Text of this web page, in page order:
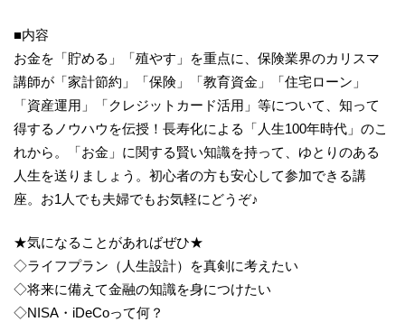
■内容
お金を「貯める」「殖やす」を重点に、保険業界のカリスマ
講師が「家計節約」「保険」「教育資金」「住宅ローン」
「資産運用」「クレジットカード活用」等について、知って
得するノウハウを伝授！長寿化による「人生100年時代」のこ
れから。「お金」に関する賢い知識を持って、ゆとりのある
人生を送りましょう。初心者の方も安心して参加できる講
座。お1人でも夫婦でもお気軽にどうぞ♪
★気になることがあればぜひ★
◇ライフプラン（人生設計）を真剣に考えたい
◇将来に備えて金融の知識を身につけたい
◇NISA・iDeCoって何？